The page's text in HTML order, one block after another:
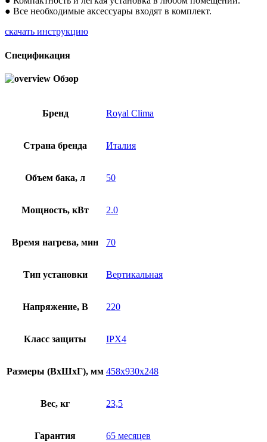
● Все необходимые аксессуары входят в комплект.
скачать инструкцию
Спецификация
Обзор
Бренд Royal Clima
Страна бренда Италия
Объем бака, л 50
Мощность, кВт 2.0
Время нагрева, мин 70
Тип установки Вертикальная
Напряжение, В 220
Класс защиты IPX4
Размеры (ВхШхГ), мм 458x930x248
Вес, кг 23,5
Гарантия 65 месяцев